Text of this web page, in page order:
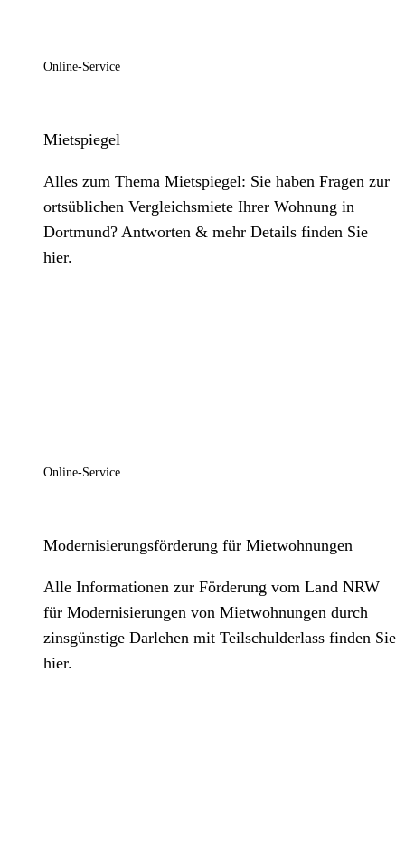
Online-Service
Mietspiegel
Alles zum Thema Mietspiegel: Sie haben Fragen zur
ortsüblichen Vergleichsmiete Ihrer Wohnung in
Dortmund? Antworten & mehr Details finden Sie
hier.
Online-Service
Modernisierungsförderung für Mietwohnungen
Alle Informationen zur Förderung vom Land NRW
für Modernisierungen von Mietwohnungen durch
zinsgünstige Darlehen mit Teilschulderlass finden Sie
hier.